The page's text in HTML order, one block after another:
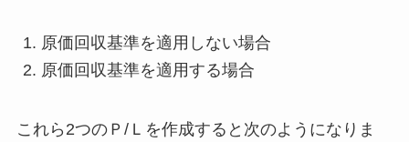
原価回収基準を適用しない場合
原価回収基準を適用する場合
これら2つのＰ/Ｌを作成すると次のようになりま